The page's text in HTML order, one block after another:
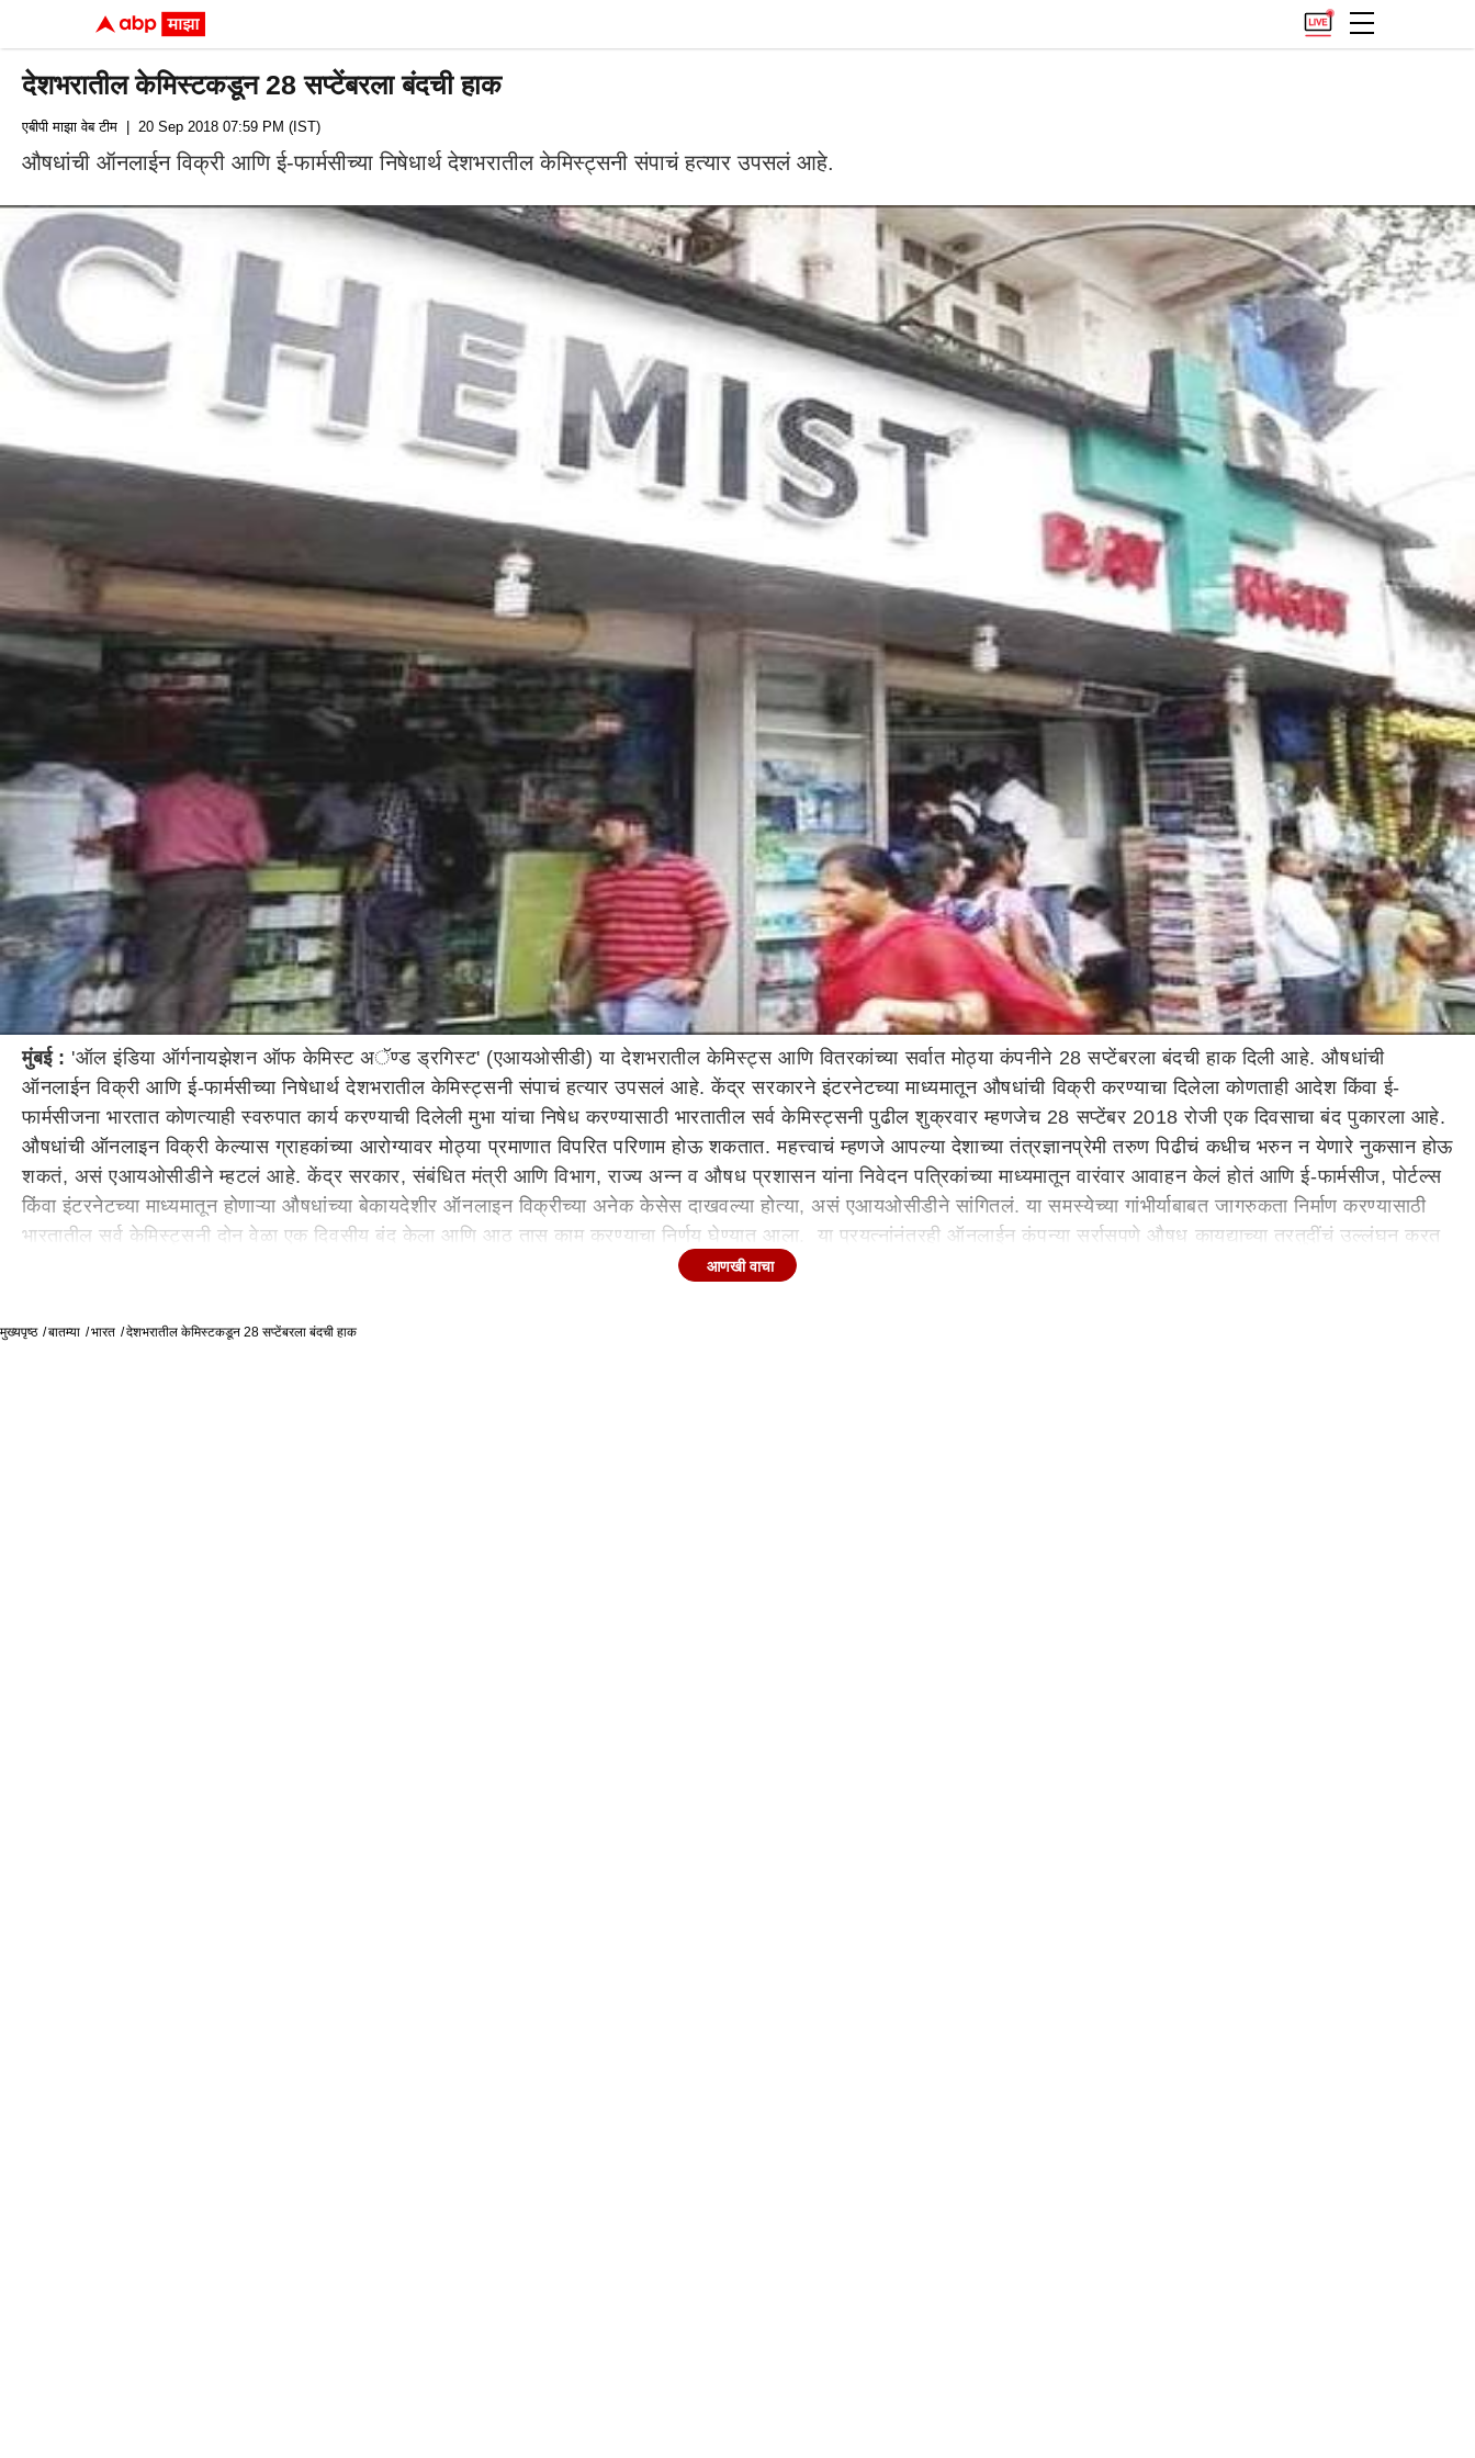
देशभरातील केमिस्टकडून 28 सप्टेंबरला बंदची हाक
एबीपी माझा वेब टीम | 20 Sep 2018 07:59 PM (IST)
औषधांची ऑनलाईन विक्री आणि ई-फार्मसीच्या निषेधार्थ देशभरातील केमिस्ट्सनी संपाचं हत्यार उपसलं आहे.
मुंबई : 'ऑल इंडिया ऑर्गनायझेशन ऑफ केमिस्ट अॅण्ड ड्रगिस्ट' (एआयओसीडी) या देशभरातील केमिस्ट्स आणि वितरकांच्या सर्वात मोठ्या कंपनीने 28 सप्टेंबरला बंदची हाक दिली आहे. औषधांची
ऑनलाईन विक्री आणि ई-फार्मसीच्या निषेधार्थ देशभरातील केमिस्ट्सनी संपाचं हत्यार उपसलं आहे. केंद्र सरकारने इंटरनेटच्या माध्यमातून औषधांची विक्री करण्याचा दिलेला कोणताही आदेश किंवा ई-
फार्मसीजना भारतात कोणत्याही स्वरुपात कार्य करण्याची दिलेली मुभा यांचा निषेध करण्यासाठी भारतातील सर्व केमिस्ट्सनी पुढील शुक्रवार म्हणजेच 28 सप्टेंबर 2018 रोजी एक दिवसाचा बंद पुकारला आहे.
औषधांची ऑनलाइन विक्री केल्यास ग्राहकांच्या आरोग्यावर मोठ्या प्रमाणात विपरित परिणाम होऊ शकतात. महत्त्वाचं म्हणजे आपल्या देशाच्या तंत्रज्ञानप्रेमी तरुण पिढीचं कधीच भरुन न येणारे नुकसान होऊ
शकतं, असं एआयओसीडीने म्हटलं आहे. केंद्र सरकार, संबंधित मंत्री आणि विभाग, राज्य अन्न व औषध प्रशासन यांना निवेदन पत्रिकांच्या माध्यमातून वारंवार आवाहन केलं होतं आणि ई-फार्मसीज, पोर्टल्स
किंवा इंटरनेटच्या माध्यमातून होणाऱ्या औषधांच्या बेकायदेशीर ऑनलाइन विक्रीच्या अनेक केसेस दाखवल्या होत्या, असं एआयओसीडीने सांगितलं. या समस्येच्या गांभीर्याबाबत जागरुकता निर्माण करण्यासाठी
भारतातील सर्व केमिस्ट्सनी दोन वेळा एक दिवसीय बंद केला आणि आठ तास काम करण्याचा निर्णय घेण्यात आला. या प्रयत्नांनंतरही ऑनलाईन कंपन्या सर्रासपणे औषध कायद्याच्या तरतुदींचं उल्लंघन करत
असताना अधिकाऱ्यांनी कोणतीही कारवाई न केल्याचं दिसत आहे, असाही दावा एआयओसीडीने केला आहे.
आणखी वाचा
मुख्यपृष्ठ बातम्या भारत देशभरातील केमिस्टकडून 28 सप्टेंबरला बंदची हाक